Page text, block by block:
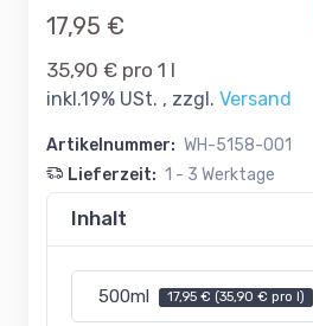
17,95 €
35,90 € pro 1 l
inkl.19% USt. , zzgl. Versand
Artikelnummer: WH-5158-001
Lieferzeit: 1 - 3 Werktage
Inhalt
500ml 17,95 € (35,90 € pro l)